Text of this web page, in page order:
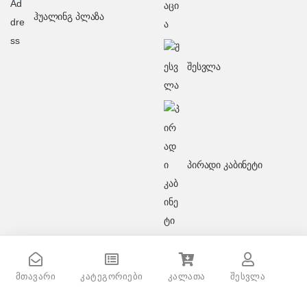
ჰუალინგ პლაზა
შესვლა
პირადი კაბინეტი
მთავარი კატეგორიები კალათა შესვლა